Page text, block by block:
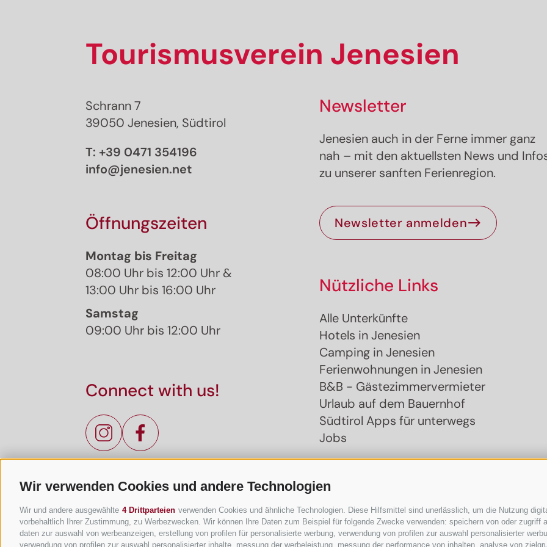
Wir verwenden Cookies und andere Technologien
Wir und andere ausgewählte 4 Drittparteien verwenden Cookies und ähnliche Technologien. Diese Hilfsmittel sind unerlässlich, um die Nutzung
vorbehaltlich Ihrer Zustimmung, zu Werbezwecken. Wir können Ihre Daten zum Beispiel für folgende Zwecke verwenden: speichern von oder zugriff
daten zur auswahl von werbeanzeigen, erstellung von profilen für personalisierte werbung, verwendung von profilen zur auswahl personalisierter
verwendung von profilen zur auswahl personalisierter inhalte, messung der werbeleistung, messung der performance von inhalten, analyse von
Tourismusverein Jenesien
Schrann 7
39050 Jenesien, Südtirol
T: +39 0471 354196
info@jenesien.net
Öffnungszeiten
Montag bis Freitag
08:00 Uhr bis 12:00 Uhr &
13:00 Uhr bis 16:00 Uhr
Samstag
09:00 Uhr bis 12:00 Uhr
Connect with us!
Newsletter
Jenesien auch in der Ferne immer ganz
nah – mit den aktuellsten News und
zu unserer sanften Ferienregion.
Newsletter anmelden
Nützliche Links
Alle Unterkünfte
Hotels in Jenesien
Camping in Jenesien
Ferienwohnungen in Jenesien
B&B - Gästezimmervermieter
Urlaub auf dem Bauernhof
Südtirol Apps für unterwegs
Jobs